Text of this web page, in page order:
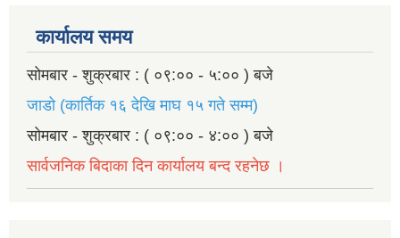
कार्यालय समय
सोमबार - शुक्रबार : ( ०९:०० - ५:०० ) बजे
जाडो (कार्तिक १६ देखि माघ १५ गते सम्म)
सोमबार - शुक्रबार : ( ०९:०० - ४:०० ) बजे
सार्वजनिक बिदाका दिन कार्यालय बन्द रहनेछ ।